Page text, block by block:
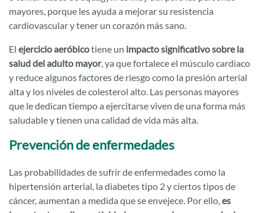
mayores, porque les ayuda a mejorar su resistencia
cardiovascular y tener un corazón más sano.
El ejercicio aeróbicotiene un impacto significativo sobre la
salud del adulto mayor, ya que fortalece el músculo cardiaco
y reduce algunos factores de riesgo como la presión arterial
alta y los niveles de colesterol alto. Las personas mayores
que le dedican tiempo a ejercitarse viven de una forma más
saludable y tienen una calidad de vida más alta.
Prevención de enfermedades
Las probabilidades de sufrir de enfermedades como la
hipertensión arterial, la diabetes tipo 2 y ciertos tipos de
cáncer, aumentan a medida que se envejece. Por ello,es